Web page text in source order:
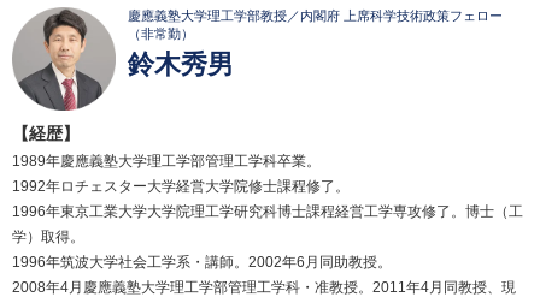
慶應義塾大学理工学部教授／内閣府 上席科学技術政策フェロー
（非常勤）
鈴木秀男
【経歴】
1989年慶應義塾大学理工学部管理工学科卒業。
1992年ロチェスター大学経営大学院修士課程修了。
1996年東京工業大学大学院理工学研究科博士課程経営工学専攻修了。博士（工
学）取得。
1996年筑波大学社会工学系・講師。2002年6月同助教授。
2008年4月慶應義塾大学理工学部管理工学科・准教授。2011年4月同教授、現